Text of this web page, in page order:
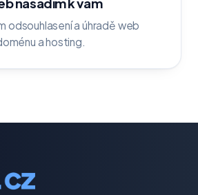
odsouhlasení a úhradě web
a hosting.